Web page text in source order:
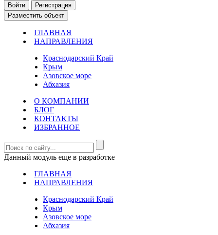
Войти
Регистрация
Разместить объект
ГЛАВНАЯ
НАПРАВЛЕНИЯ
Краснодарский Край
Крым
Азовское море
Абхазия
О КОМПАНИИ
БЛОГ
КОНТАКТЫ
ИЗБРАННОЕ
Данный модуль еще в разработке
ГЛАВНАЯ
НАПРАВЛЕНИЯ
Краснодарский Край
Крым
Азовское море
Абхазия